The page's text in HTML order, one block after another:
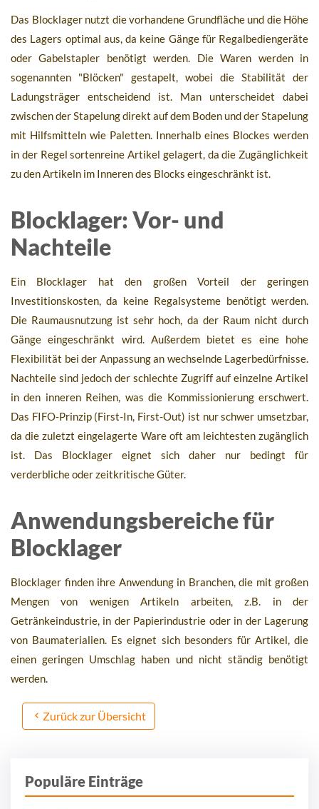
Das Blocklager nutzt die vorhandene Grundfläche und die Höhe
des Lagers optimal aus, da keine Gänge für Regalbediengeräte
oder Gabelstapler benötigt werden. Die Waren werden in
sogenannten "Blöcken" gestapelt, wobei die Stabilität der
Ladungsträger entscheidend ist. Man unterscheidet dabei
zwischen der Stapelung direkt auf dem Boden und der Stapelung
mit Hilfsmitteln wie Paletten. Innerhalb eines Blockes werden
in der Regel sortenreine Artikel gelagert, da die Zugänglichkeit
zu den Artikeln im Inneren des Blocks eingeschränkt ist.
Blocklager: Vor- und
Nachteile
Ein Blocklager hat den großen Vorteil der geringen
Investitionskosten, da keine Regalsysteme benötigt werden.
Die Raumausnutzung ist sehr hoch, da der Raum nicht durch
Gänge eingeschränkt wird. Außerdem bietet es eine hohe
Flexibilität bei der Anpassung an wechselnde Lagerbedürfnisse.
Nachteile sind jedoch der schlechte Zugriff auf einzelne Artikel
in den inneren Reihen, was die Kommissionierung erschwert.
Das FIFO-Prinzip (First-In, First-Out) ist nur schwer umsetzbar,
da die zuletzt eingelagerte Ware oft am leichtesten zugänglich
ist. Das Blocklager eignet sich daher nur bedingt für
verderbliche oder zeitkritische Güter.
Anwendungsbereiche für
Blocklager
Blocklager finden ihre Anwendung in Branchen, die mit großen
Mengen von wenigen Artikeln arbeiten, z.B. in der
Getränkeindustrie, in der Papierindustrie oder in der Lagerung
von Baumaterialien. Es eignet sich besonders für Artikel, die
einen geringen Umschlag haben und nicht ständig benötigt
werden.
Zurück zur Übersicht
Populäre Einträge